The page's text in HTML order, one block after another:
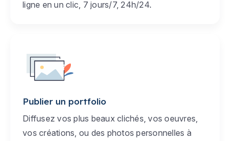
ligne en un clic, 7 jours/7, 24h/24.
Publier un portfolio
Diffusez vos plus beaux clichés, vos oeuvres,
vos créations, ou des photos personnelles à